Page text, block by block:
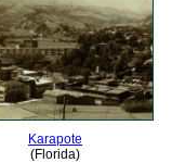
Karapote
(Florida)